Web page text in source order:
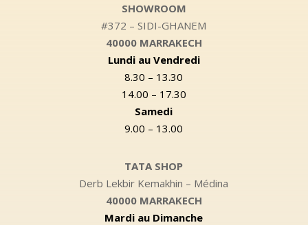
SHOWROOM
#372 – SIDI-GHANEM
40000 MARRAKECH
Lundi au Vendredi
8.30 – 13.30
14.00 – 17.30
Samedi
9.00 – 13.00
TATA SHOP
Derb Lekbir Kemakhin – Médina
40000 MARRAKECH
Mardi au Dimanche